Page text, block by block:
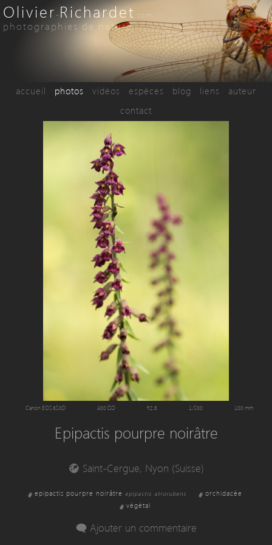
Olivier-Richardet .com
photographies de nature
accueil photos vidéos espèces blog liens
auteur
contact
Canon EOS 650D 400 ISO f/2.8 1/500 100 mm
Epipactis pourpre noirâtre
Saint-Cergue, Nyon (Suisse)
epipactis pourpre noirâtre epipactis atrorubens
orchidacée
végétal
Ajouter un commentaire